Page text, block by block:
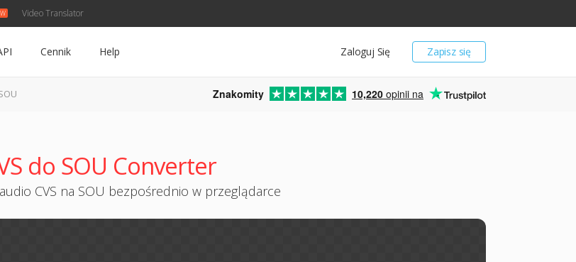
Video Translator
Zapisz się
Zaloguj Się
Cennik Help
Znakomity 10,220 opinii na
do SOU Converter
CVS na SOU bezpośrednio w przeglądarce